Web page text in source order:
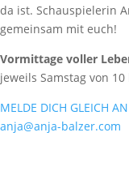
da ist. Schauspielerin
gemeinsam mit euch!
Vormittage voller
jeweils Samstag von
MELDE DICH GLEICH
anja@anja-balzer.com